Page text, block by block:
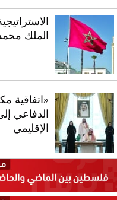
الملك
«اتفاقية
الدفاعي
الإقليمي